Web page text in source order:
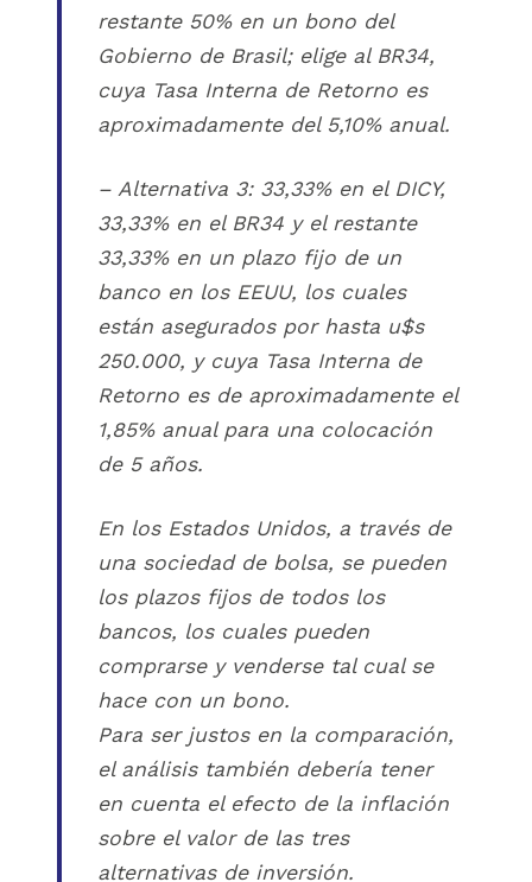
restante 50% en un bono del
Gobierno de Brasil; elige al BR34,
cuya Tasa Interna de Retorno es
aproximadamente del 5,10% anual.
– Alternativa 3: 33,33% en el DICY,
33,33% en el BR34 y el restante
33,33% en un plazo fijo de un
banco en los EEUU, los cuales
están asegurados por hasta u$s
250.000, y cuya Tasa Interna de
Retorno es de aproximadamente el
1,85% anual para una colocación
de 5 años.
En los Estados Unidos, a través de
una sociedad de bolsa, se pueden
los plazos fijos de todos los
bancos, los cuales pueden
comprarse y venderse tal cual se
hace con un bono.
Para ser justos en la comparación,
el análisis también debería tener
en cuenta el efecto de la inflación
sobre el valor de las tres
alternativas de inversión.